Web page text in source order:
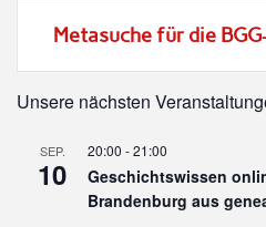
Metasuche für die
Unsere nächsten
SEP.
10
20:00 -21:00
Geschichtswissen
Brandenburg aus